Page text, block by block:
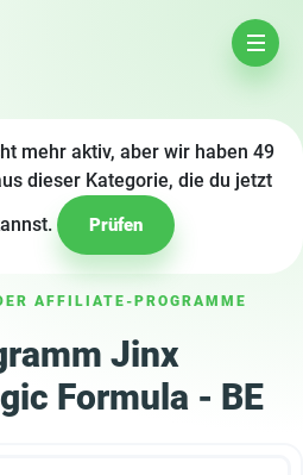
mehr aktiv, aber wir haben 49
dieser Kategorie, die du jetzt
Prüfen
AFFILIATE-PROGRAMME
Jinx
Formula - BE